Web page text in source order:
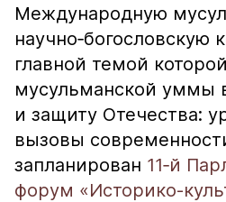
Международную
научно‑богословскую
главной темой
мусульманской уммы
и защиту Отечества:
вызовы
запланирован 11‑й
форум «Историко-